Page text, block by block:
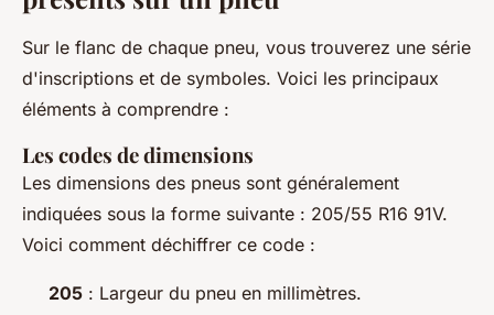
Sur le flanc de chaque pneu, vous trouverez une série
d'inscriptions et de symboles. Voici les principaux
éléments à comprendre :
Les codes de dimensions
Les dimensions des pneus sont généralement
indiquées sous la forme suivante : 205/55 R16 91V.
Voici comment déchiffrer ce code :
205 : Largeur du pneu en millimètres.